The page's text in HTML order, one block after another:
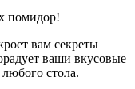
помидор!
вам секреты
ваши вкусовые
стола.